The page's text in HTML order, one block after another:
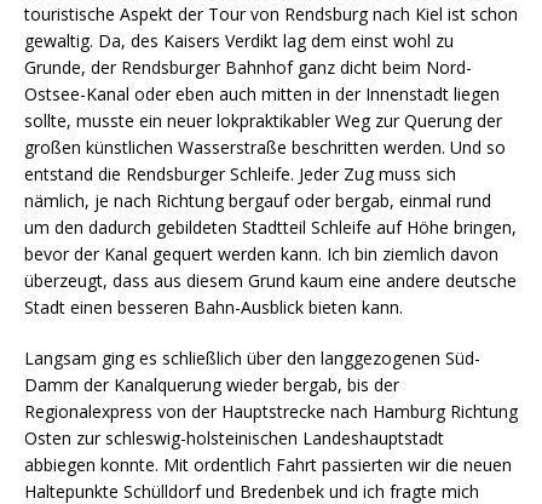
touristische Aspekt der Tour von Rendsburg nach Kiel ist schon
gewaltig. Da, des Kaisers Verdikt lag dem einst wohl zu
Grunde, der Rendsburger Bahnhof ganz dicht beim Nord-
Ostsee-Kanal oder eben auch mitten in der Innenstadt liegen
sollte, musste ein neuer lokpraktikabler Weg zur Querung der
großen künstlichen Wasserstraße beschritten werden. Und so
entstand die Rendsburger Schleife. Jeder Zug muss sich
nämlich, je nach Richtung bergauf oder bergab, einmal rund
um den dadurch gebildeten Stadtteil Schleife auf Höhe bringen,
bevor der Kanal gequert werden kann. Ich bin ziemlich davon
überzeugt, dass aus diesem Grund kaum eine andere deutsche
Stadt einen besseren Bahn-Ausblick bieten kann.
Langsam ging es schließlich über den langgezogenen Süd-
Damm der Kanalquerung wieder bergab, bis der
Regionalexpress von der Hauptstrecke nach Hamburg Richtung
Osten zur schleswig-holsteinischen Landeshauptstadt
abbiegen konnte. Mit ordentlich Fahrt passierten wir die neuen
Haltepunkte Schülldorf und Bredenbek und ich fragte mich